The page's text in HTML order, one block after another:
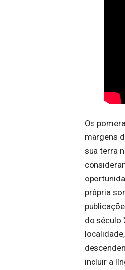
Os
margens
sua terra
própria
do século
incluir a